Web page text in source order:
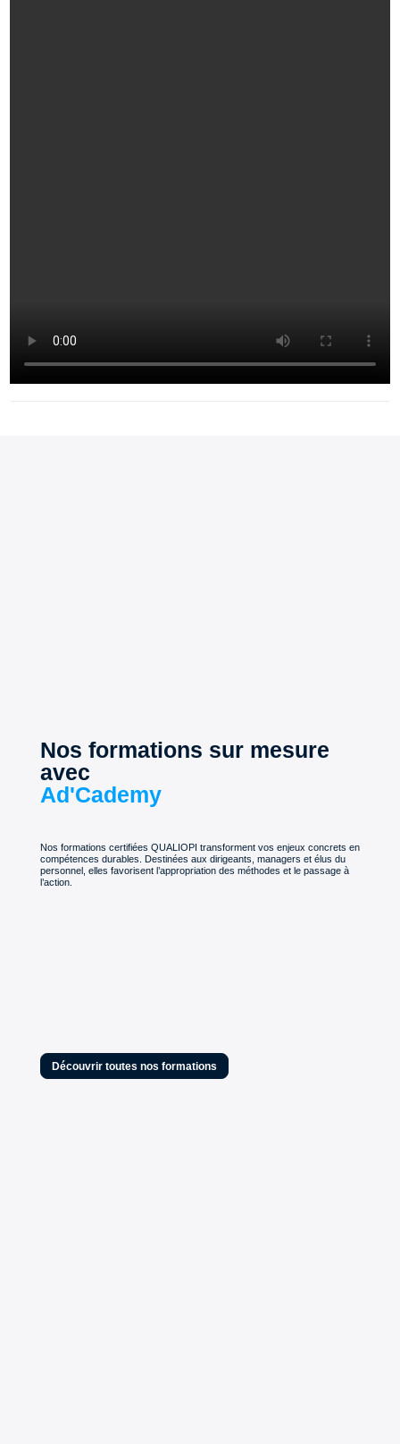
Nos formations sur mesure
avec
Ad'Cademy
Nos formations certifiées QUALIOPI transforment vos enjeux concrets en
compétences durables. Destinées aux dirigeants, managers et élus du
personnel, elles favorisent l’appropriation des méthodes et le passage à
l’action.
Découvrir toutes nos formations